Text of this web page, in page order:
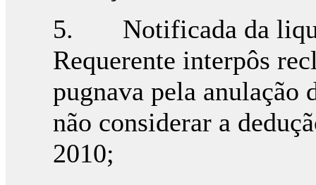
5. Notificada da
Requerente interpôs
pugnava pela anulação
não considerar a
2010;